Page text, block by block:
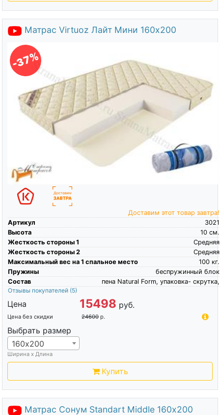
Матрас Virtuoz Лайт Мини 160х200
-37%
Доставим этот товар завтра!
Артикул
3021
Высота
см.
10
Жесткость стороны 1
Средняя
Жесткость стороны 2
Средняя
Максимальный вес на 1 спальное место
кг.
100
Пружины
беспружинный блок
Состав
пена Natural Form, упаковка- скрутка,
Отзывы покупателей (5)
Цена 15498 руб.
Цена без скидки 24600 р.
Выбрать размер
160х200
Ширина х Длина
Купить
Матрас Сонум Standart Middle 160х200